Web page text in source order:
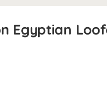
Egyptian